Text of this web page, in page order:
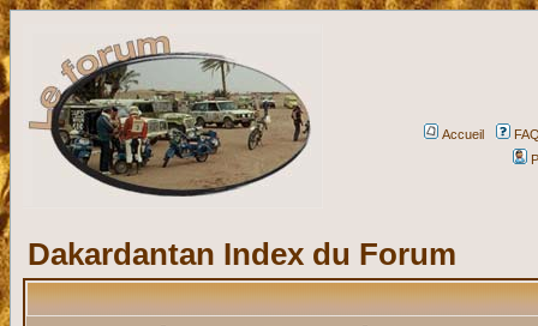
Accueil
Dakardantan Index du Forum